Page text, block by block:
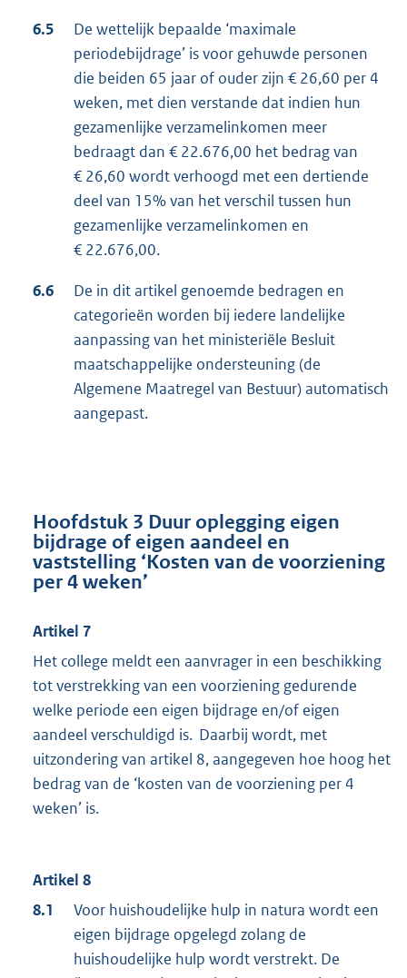
6.5
De wettelijk bepaalde ‘maximale
periodebijdrage’ is voor gehuwde personen
die beiden 65 jaar of ouder zijn € 26,60 per 4
weken, met dien verstande dat indien hun
gezamenlijke verzamelinkomen meer
bedraagt dan € 22.676,00 het bedrag van
€ 26,60 wordt verhoogd met een dertiende
deel van 15% van het verschil tussen hun
gezamenlijke verzamelinkomen en
€ 22.676,00.
6.6
De in dit artikel genoemde bedragen en
categorieën worden bij iedere landelijke
aanpassing van het ministeriële Besluit
maatschappelijke ondersteuning (de
Algemene Maatregel van Bestuur) automatisch
aangepast.
Hoofdstuk 3 Duur oplegging eigen
bijdrage of eigen aandeel en
vaststelling ‘Kosten van de voorziening
per 4 weken’
Artikel 7
Het college meldt een aanvrager in een beschikking
tot verstrekking van een voorziening gedurende
welke periode een eigen bijdrage en/of eigen
aandeel verschuldigd is. Daarbij wordt, met
uitzondering van artikel 8, aangegeven hoe hoog het
bedrag van de ‘kosten van de voorziening per 4
weken’ is.
Artikel 8
8.1
Voor huishoudelijke hulp in natura wordt een
eigen bijdrage opgelegd zolang de
huishoudelijke hulp wordt verstrekt. De